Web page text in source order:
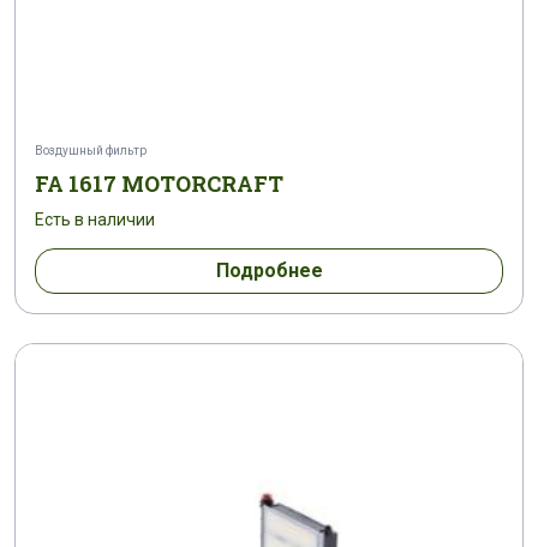
Воздушный фильтр
FA 1617 MOTORCRAFT
Есть в наличии
Подробнее